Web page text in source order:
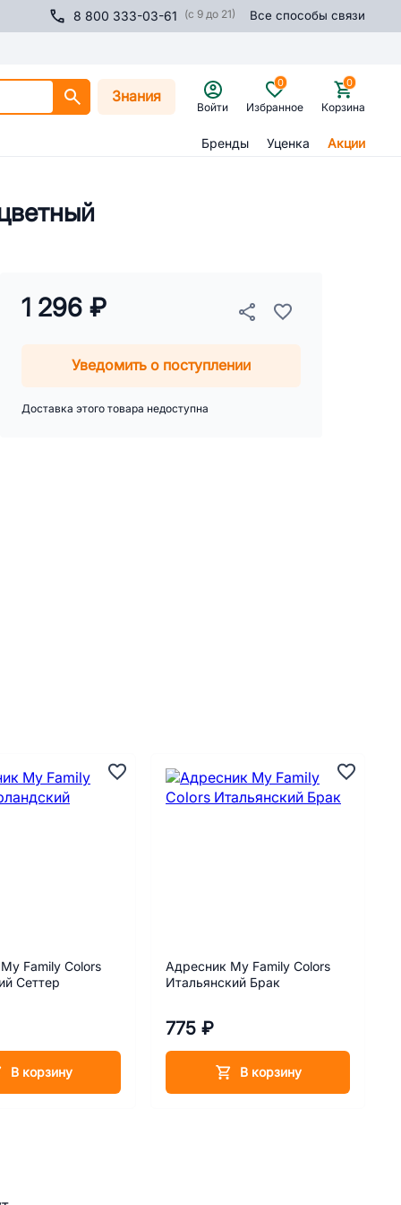
8 800 333-03-61 (с 9 до 21) Все способы связи
Знания
Войти Избранное
0
Корзина
0
Бренды Уценка Акции
1 296 ₽
Уведомить о поступлении
Доставка этого товара недоступна
Family Colors
Сеттер
В корзину
Адресник My Family Colors
Итальянский Брак
775 ₽
В корзину